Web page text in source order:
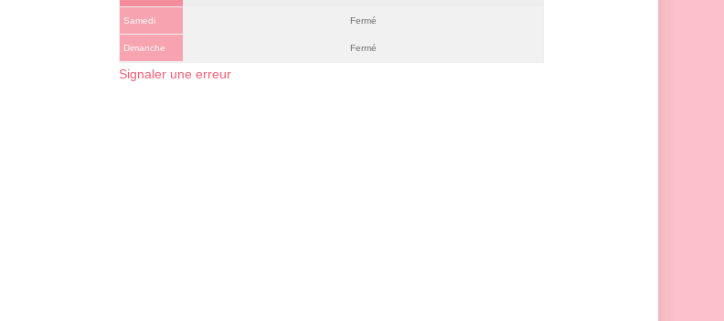
Samedi Fermé
Dimanche Fermé
Signaler une erreur